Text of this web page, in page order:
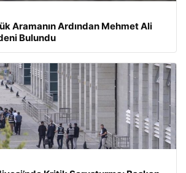
Aramanın Ardından Mehmet Ali
Bulundu